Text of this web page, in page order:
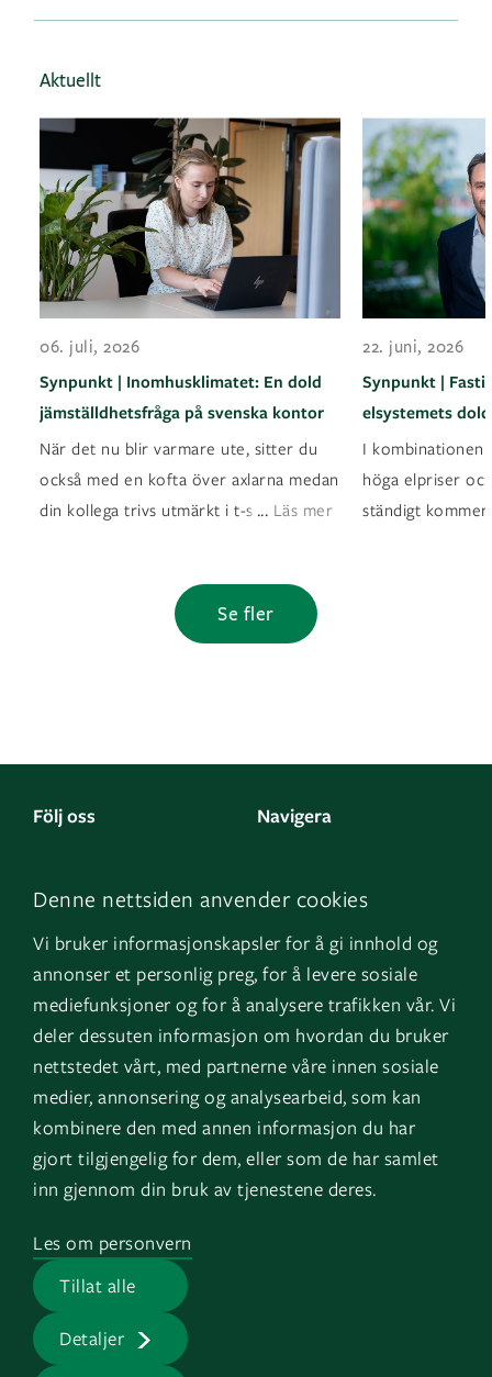
Denne nettsiden anvender cookies
Vi bruker informasjonskapsler for å gi innhold og
annonser et personlig preg, for å levere sosiale
mediefunksjoner og for å analysere trafikken vår. Vi
deler dessuten informasjon om hvordan du bruker
nettstedet vårt, med partnerne våre innen sosiale
medier, annonsering og analysearbeid, som kan
kombinere den med annen informasjon du har
gjort tilgjengelig for dem, eller som de har samlet
inn gjennom din bruk av tjenestene deres.
Tillat alle
Detaljer
Les om personvern
Aktuellt
06. juli, 2026
Synpunkt | Inomhusklimatet: En dold
jämställdhetsfråga på svenska kontor
När det nu blir varmare ute, sitter du
också med en kofta över axlarna medan
din kollega trivs utmärkt i t-shirt? Det ä
... Läs mer
22. juni, 2026
Synpunkt |
elsystemets
I kombinationen
höga elpriser
ständigt
Se fler
Följ oss
LinkedIn
Instagram
YouTube
Navigera
Om oss
GK Norge
GK Danmark
Genvägar
Fakturauppgifter
HMS
Jobb på GK
Presserum
Logga in
EOS